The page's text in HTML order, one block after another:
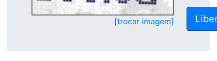
[trocar imagem]